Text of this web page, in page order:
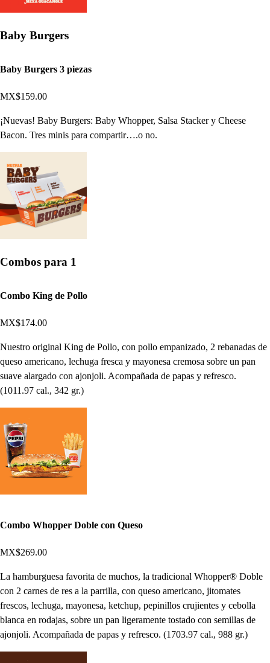
Baby Burgers
Baby Burgers 3 piezas
MX$159.00
¡Nuevas! Baby Burgers: Baby Whopper, Salsa Stacker y Cheese
Bacon. Tres minis para compartir….o no.
Combos para 1
Combo King de Pollo
MX$174.00
Nuestro original King de Pollo, con pollo empanizado, 2 rebanadas de
queso americano, lechuga fresca y mayonesa cremosa sobre un pan
suave alargado con ajonjoli. Acompañada de papas y refresco.
(1011.97 cal., 342 gr.)
Combo Whopper Doble con Queso
MX$269.00
La hamburguesa favorita de muchos, la tradicional Whopper® Doble
con 2 carnes de res a la parrilla, con queso americano, jitomates
frescos, lechuga, mayonesa, ketchup, pepinillos crujientes y cebolla
blanca en rodajas, sobre un pan ligeramente tostado con semillas de
ajonjoli. Acompañada de papas y refresco. (1703.97 cal., 988 gr.)